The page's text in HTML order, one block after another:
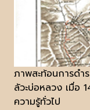
ภาพสะท้อนการดำ
ลัวะบ่อหลวง เมื่อ
ความรู้ทั่วไป